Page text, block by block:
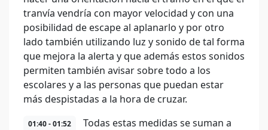
tranvía vendría con mayor velocidad y con una
posibilidad de escape al aplanarlo y por otro
lado también utilizando luz y sonido de tal forma
que mejora la alerta y que además estos sonidos
permiten también avisar sobre todo a los
escolares y a las personas que puedan estar
más despistadas a la hora de cruzar.
01:40 - 01:52
Todas estas medidas se suman a